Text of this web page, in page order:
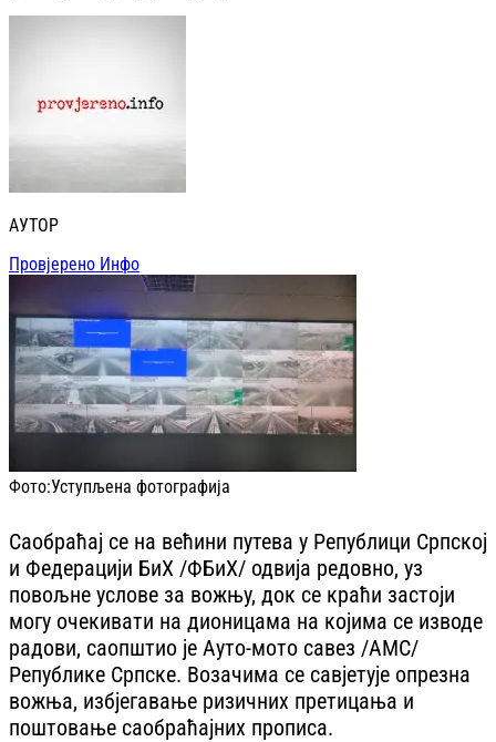
АУТОР
Провјерено Инфо
Фото:Уступљена фотографија
Саобраћај се на већини путева у Републици Српској
и Федерацији БиХ /ФБиХ/ одвија редовно, уз
повољне услове за вожњу, док се краћи застоји
могу очекивати на дионицама на којима се изводе
радови, саопштио је Ауто-мото савез /АМС/
Републике Српске. Возачима се савјетује опрезна
вожња, избјегавање ризичних претицања и
поштовање саобраћајних прописа.